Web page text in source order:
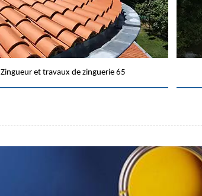
Zingueur et travaux de zinguerie 65